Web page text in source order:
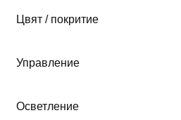
Цвят / покритие
Управление
Осветление